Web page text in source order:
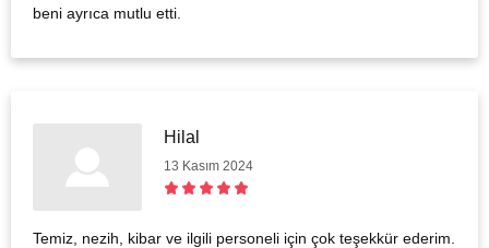
beni ayrıca mutlu etti.
Hilal
13 Kasım 2024
Temiz, nezih, kibar ve ilgili personeli için çok teşekkür ederim.